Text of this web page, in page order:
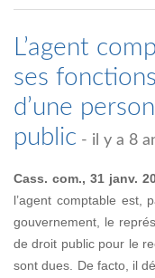
L’agent
ses
d’une
public - il y a 8
Cass. com., 31 janv.
l’agent comptable est,
gouvernement, le
de droit public pour le
sont dues. De facto, il